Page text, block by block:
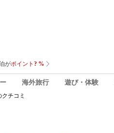
海外旅行 遊び・体験
クチコミ